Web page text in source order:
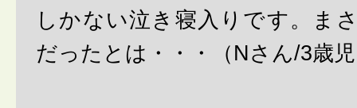
しかない泣き寝入りです。ま
だったとは・・・（Nさん/3歳